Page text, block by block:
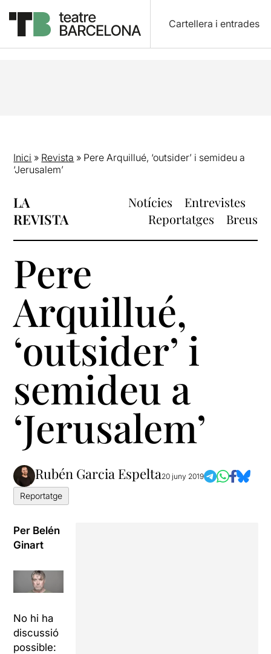
Cartellera i entrades
Inici » Revista » Pere Arquillué, ‘outsider’ i semideu a
‘Jerusalem’
LA
REVISTA
Notícies
Entrevistes
Reportatges
Breus
Pere
Arquillué,
‘outsider’ i
semideu a
‘Jerusalem’
Rubén Garcia Espelta20 juny 2019
Reportatge
Per Belén
Ginart
No hi ha
discussió
possible: